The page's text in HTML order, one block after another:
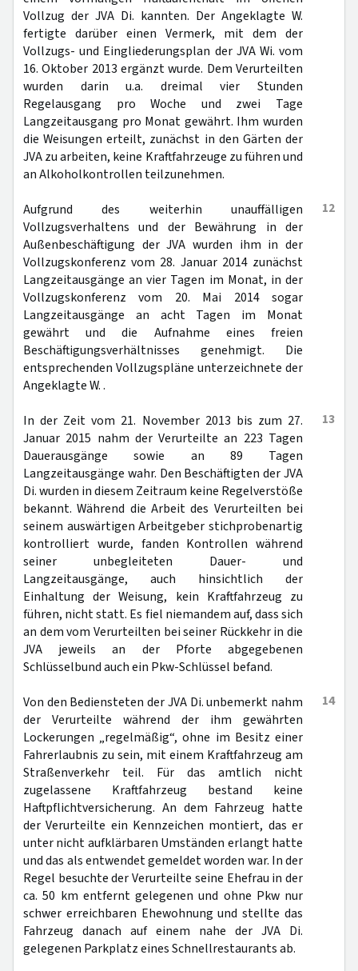
Vollzug der JVA Di. kannten. Der Angeklagte W.
fertigte darüber einen Vermerk, mit dem der
Vollzugs- und Eingliederungsplan der JVA Wi. vom
16. Oktober 2013 ergänzt wurde. Dem Verurteilten
wurden darin u.a. dreimal vier Stunden
Regelausgang pro Woche und zwei Tage
Langzeitausgang pro Monat gewährt. Ihm wurden
die Weisungen erteilt, zunächst in den Gärten der
JVA zu arbeiten, keine Kraftfahrzeuge zu führen und
an Alkoholkontrollen teilzunehmen.
12
Aufgrund des weiterhin unauffälligen
Vollzugsverhaltens und der Bewährung in der
Außenbeschäftigung der JVA wurden ihm in der
Vollzugskonferenz vom 28. Januar 2014 zunächst
Langzeitausgänge an vier Tagen im Monat, in der
Vollzugskonferenz vom 20. Mai 2014 sogar
Langzeitausgänge an acht Tagen im Monat
gewährt und die Aufnahme eines freien
Beschäftigungsverhältnisses genehmigt. Die
entsprechenden Vollzugspläne unterzeichnete der
Angeklagte W. .
13
In der Zeit vom 21. November 2013 bis zum 27.
Januar 2015 nahm der Verurteilte an 223 Tagen
Dauerausgänge sowie an 89 Tagen
Langzeitausgänge wahr. Den Beschäftigten der JVA
Di. wurden in diesem Zeitraum keine Regelverstöße
bekannt. Während die Arbeit des Verurteilten bei
seinem auswärtigen Arbeitgeber stichprobenartig
kontrolliert wurde, fanden Kontrollen während
seiner unbegleiteten Dauer- und
Langzeitausgänge, auch hinsichtlich der
Einhaltung der Weisung, kein Kraftfahrzeug zu
führen, nicht statt. Es fiel niemandem auf, dass sich
an dem vom Verurteilten bei seiner Rückkehr in die
JVA jeweils an der Pforte abgegebenen
Schlüsselbund auch ein Pkw-Schlüssel befand.
14
Von den Bediensteten der JVA Di. unbemerkt nahm
der Verurteilte während der ihm gewährten
Lockerungen „regelmäßig“, ohne im Besitz einer
Fahrerlaubnis zu sein, mit einem Kraftfahrzeug am
Straßenverkehr teil. Für das amtlich nicht
zugelassene Kraftfahrzeug bestand keine
Haftpflichtversicherung. An dem Fahrzeug hatte
der Verurteilte ein Kennzeichen montiert, das er
unter nicht aufklärbaren Umständen erlangt hatte
und das als entwendet gemeldet worden war. In der
Regel besuchte der Verurteilte seine Ehefrau in der
ca. 50 km entfernt gelegenen und ohne Pkw nur
schwer erreichbaren Ehewohnung und stellte das
Fahrzeug danach auf einem nahe der JVA Di.
gelegenen Parkplatz eines Schnellrestaurants ab.